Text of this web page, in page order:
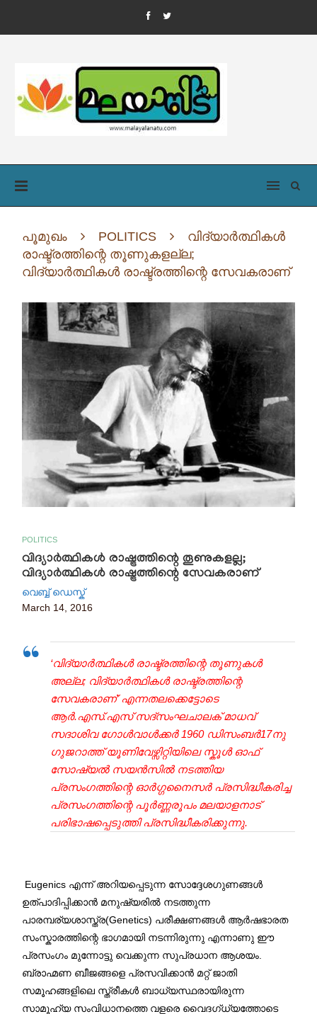
പൂമുഖം POLITICS
വിദ്യാര്‍ത്ഥികള്‍
രാഷ്ട്രത്തിന്റെ തൂണുകളല്ല;
വിദ്യാര്‍ത്ഥികള്‍ രാഷ്ട്രത്തിന്റെ സേവകരാണ്
POLITICS
വിദ്യാര്‍ത്ഥികള്‍ രാഷ്ട്രത്തിന്റെ തൂണുകളല്ല;
വിദ്യാര്‍ത്ഥികള്‍ രാഷ്ട്രത്തിന്റെ സേവകരാണ്
വെബ്ബ് ഡെസ്ക്
March 14, 2016
‘വിദ്യാര്‍ത്ഥികള്‍ രാഷ്ട്രത്തിന്റെ തൂണുകള്‍
അല്ല; വിദ്യാര്‍ത്ഥികള്‍ രാഷ്ട്രത്തിന്റെ
സേവകരാണ്’ എന്നതലക്കെട്ടോടെ
ആര്‍.എസ്.എസ് സദ്‌സംഘചാലക് മാധവ്
സദാശിവ ഗോള്‍വാള്‍ക്കര്‍ 1960 ഡിസംബര്‍17നു
ഗുജറാത്ത് യൂണിവേഴ്സിറ്റിയിലെ സ്കൂള്‍ ഓഫ്
സോഷ്യല്‍ സയന്‍സില്‍ നടത്തിയ
പ്രസംഗത്തിന്റെ ഓര്‍ഗ്ഗനൈസര്‍ പ്രസിദ്ധീകരിച്ച
പ്രസംഗത്തിന്റെ പൂര്‍ണ്ണരൂപം മലയാളനാട്
പരിഭാഷപ്പെടുത്തി പ്രസിദ്ധീകരിക്കുന്നു.
Eugenics എന്ന്‍ അറിയപ്പെടുന്ന സോദ്ദേശഗുണങ്ങള്‍
ഉത്പാദിപ്പിക്കാന്‍ മനുഷ്യരില്‍ നടത്തുന്ന
പാരമ്പര്യശാസ്ത്ര(Genetics) പരീക്ഷണങ്ങള്‍ ആര്‍ഷഭാരത
സംസ്കാരത്തിന്റെ ഭാഗമായി നടന്നിരുന്നു എന്നാണു ഈ
പ്രസംഗം മുന്നോട്ടു വെക്കുന്ന സുപ്രധാന ആശയം.
ബ്രാഹ്മണ ബീജങ്ങളെ പ്രസവിക്കാന്‍ മറ്റ് ജാതി
സമൂഹങ്ങളിലെ സ്ത്രീകള്‍ ബാധ്യസ്ഥരായിരുന്ന
സാമൂഹ്യ സംവിധാനത്തെ വളരെ വൈദഗ്ധ്യത്തോടെ